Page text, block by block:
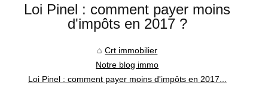
Loi Pinel : comment payer moins
d'impôts en 2017 ?
Crt immobilier
Notre blog immo
Loi Pinel : comment payer moins d'impôts en 2017...